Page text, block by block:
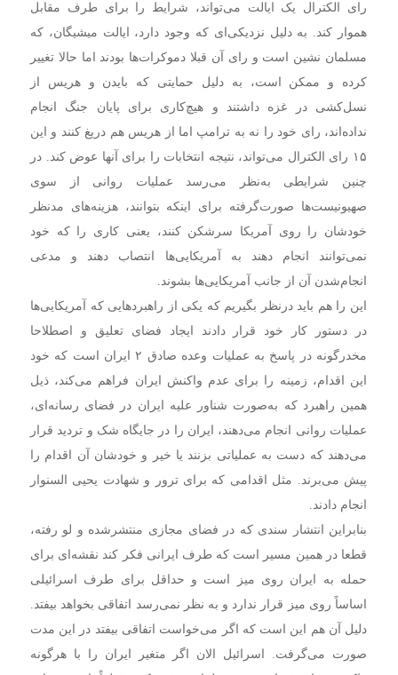
رای الکترال یک ایالت می‌تواند، شرایط را برای طرف مقابل
هموار کند. به دلیل نزدیکی‌ای که وجود دارد، ایالت میشیگان، که
مسلمان نشین است و رای آن قبلا دموکرات‌ها بودند اما حالا تغییر
کرده و ممکن است، به دلیل حمایتی که بایدن و هریس از
نسل‌کشی در غزه داشتند و هیچ‌کاری برای پایان جنگ انجام
نداده‌اند، رای خود را نه به ترامپ اما از هریس هم دریغ کنند و این
۱۵ رای الکترال می‌تواند، نتیجه انتخابات را برای آنها عوض کند. در
چنین شرایطی به‌نظر می‌رسد عملیات روانی از سوی
صهیونیست‌ها صورت‌گرفته برای اینکه بتوانند، هزینه‌های مدنظر
خودشان را روی آمریکا سرشکن کنند، یعنی کاری را که خود
نمی‌توانند انجام دهند به آمریکایی‌ها انتصاب دهند و مدعی
انجام‌شدن آن از جانب آمریکایی‌ها بشوند.
این را هم باید درنظر بگیریم که یکی از راهبردهایی که آمریکایی‌ها
در دستور کار خود قرار دادند ایجاد فضای تعلیق و اصطلاحا
مخدرگونه در پاسخ به عملیات وعده صادق ۲ ایران است که خود
این اقدام، زمینه را برای عدم واکنش ایران فراهم می‌کند، ذیل
همین راهبرد که به‌صورت شناور علیه ایران در فضای رسانه‌ای،
عملیات روانی انجام می‌دهند، ایران را در جایگاه شک و تردید قرار
می‌دهند که دست به عملیاتی بزنند یا خیر و خودشان آن اقدام را
پیش می‌برند. مثل اقدامی که برای ترور و شهادت یحیی السنوار
انجام دادند.
بنابراین انتشار سندی که در فضای مجازی منتشرشده و لو رفته،
قطعا در همین مسیر است که طرف ایرانی فکر کند نقشه‌ای برای
حمله به ایران روی میز است و حداقل برای طرف اسرائیلی
اساساً روی میز قرار ندارد و به نظر نمی‌رسد اتفاقی بخواهد بیفتد.
دلیل آن هم این است که اگر می‌خواست اتفاقی بیفتد در این مدت
صورت می‌گرفت. اسرائیل الان اگر متغیر ایران را با هرگونه